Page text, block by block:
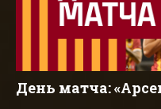
День матча: